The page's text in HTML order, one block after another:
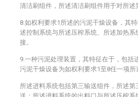
清洁刷组件，所述清洁刷组件用于对所述
8.如权利要求1所述的污泥干燥设备，其
述控制系统与所述压榨系统、所述加热
接。
9.一种污泥处理装置，其特征在于，包括
污泥干燥设备为如权利要求1至8任一项所
所述进料系统包括第三输送组件，所述